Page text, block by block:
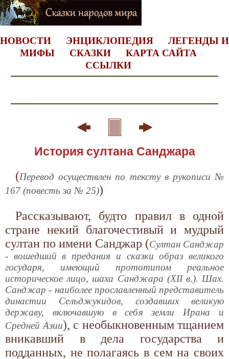
НОВОСТИ ЭНЦИКЛОПЕДИЯ
ЛЕГЕНДЫ И
МИФЫ
СКАЗКИ
КАРТА САЙТА
ССЫЛКИ
История султана Санджара
(Перевод осуществлен по тексту в рукописи №
167 (повесть за № 25))
Рассказывают, будто правил в одной
стране некий благочестивый и мудрый
султан по имени Санджар (Султан Санджар
- вошедший в предания и сказки образ великого
государя, имеющий прототипом реальное
историческое лицо, шаха Санджара (XII в.). Шах.
Санджар - наиболее прославленный представитель
династии Сельджукидов, создавших великую
державу, включавшую в себя земли Ирана и
Средней Азии), с необыкновенным тщанием
вникавший в дела государства и
подданных, не полагаясь в сем на своих